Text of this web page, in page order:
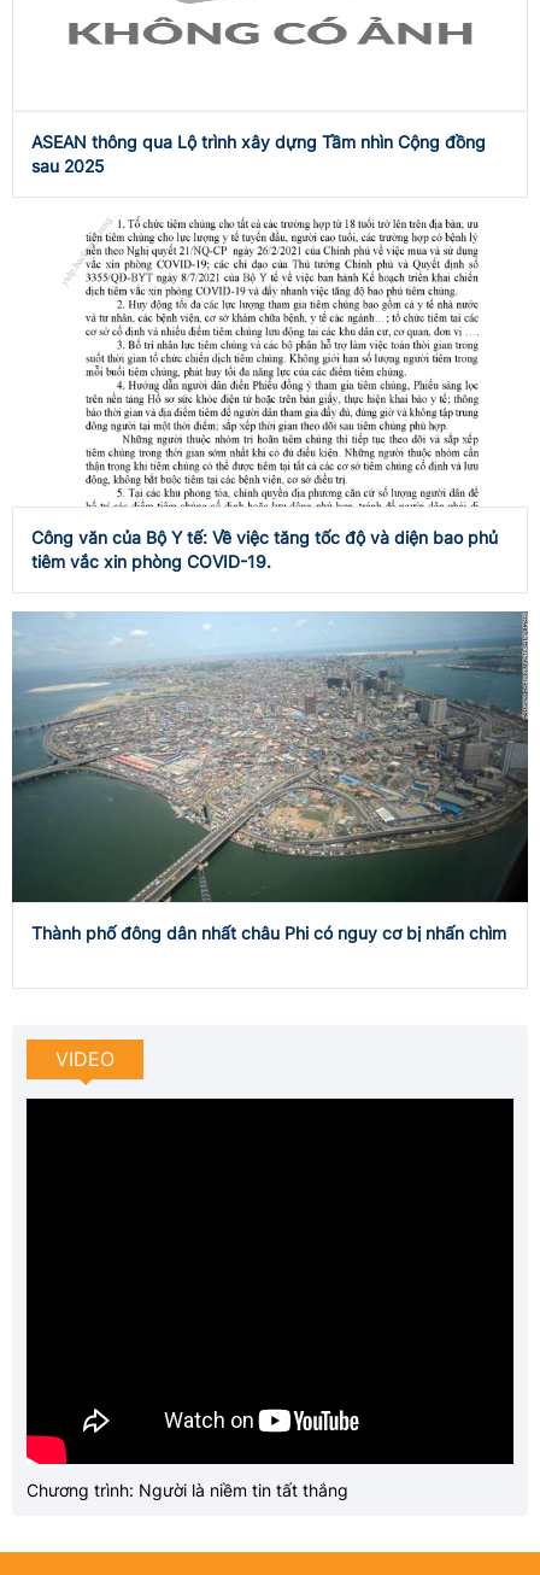
ASEAN thông qua Lộ trình xây dựng Tầm nhìn Cộng đồng
sau 2025
Công văn của Bộ Y tế: Về việc tăng tốc độ và diện bao phủ
tiêm vắc xin phòng COVID-19.
Thành phố đông dân nhất châu Phi có nguy cơ bị nhấn chìm
VIDEO
Chương trình: Người là niềm tin tất thắng